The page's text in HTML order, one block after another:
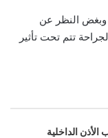
النظر عن
تتم تحت تأثير
الداخلية